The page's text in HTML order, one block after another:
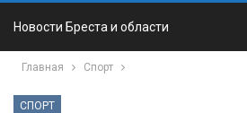
Новости Бреста и области
Главная Спорт
СПОРТ